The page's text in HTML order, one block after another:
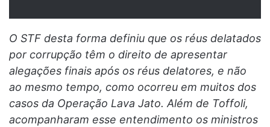
O STF desta forma definiu que os réus delatados
por corrupção têm o direito de apresentar
alegações finais após os réus delatores, e não
ao mesmo tempo, como ocorreu em muitos dos
casos da Operação Lava Jato. Além de Toffoli,
acompanharam esse entendimento os ministros